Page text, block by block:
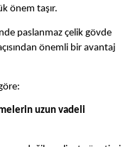
önem taşır.
paslanmaz çelik gövde
önemli bir avantaj
uzun vadeli